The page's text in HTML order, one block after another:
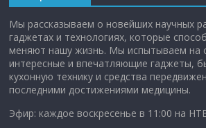
Мы рассказываем о новейших научных
гаджетах и технологиях, которые
меняют нашу жизнь. Мы испытываем на
интересные и впечатляющие гаджеты,
кухонную технику и средства
последними достижениями медицины.
Эфир: каждое воскресенье в 11:00 на